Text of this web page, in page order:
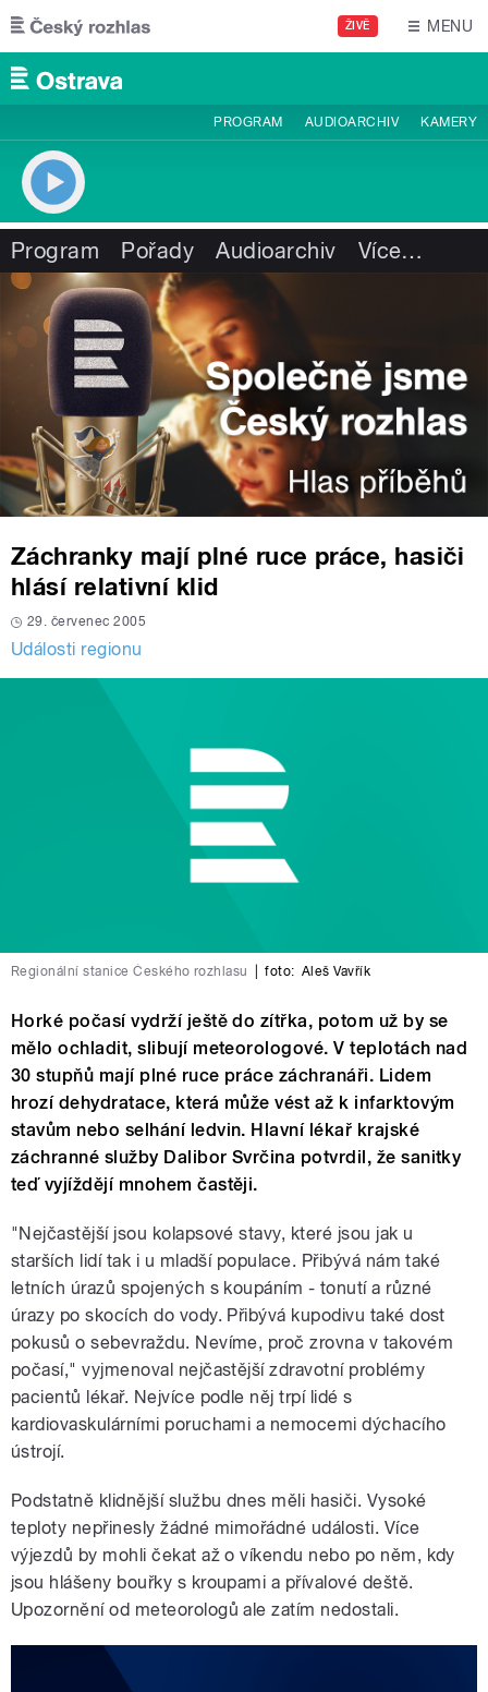
Přejít k hlavnímu obsahu
ŽIVĚ MENU
PROGRAM AUDIOARCHIV KAMERY
Program Pořady Audioarchiv Více…
Záchranky mají plné ruce práce, hasiči
hlásí relativní klid
29. červenec 2005
Události regionu
Regionální stanice Českého rozhlasu foto: Aleš Vavřík
Horké počasí vydrží ještě do zítřka, potom už by se
mělo ochladit, slibují meteorologové. V teplotách nad
30 stupňů mají plné ruce práce záchranáři. Lidem
hrozí dehydratace, která může vést až k infarktovým
stavům nebo selhání ledvin. Hlavní lékař krajské
záchranné služby Dalibor Svrčina potvrdil, že sanitky
teď vyjíždějí mnohem častěji.
"Nejčastější jsou kolapsové stavy, které jsou jak u
starších lidí tak i u mladší populace. Přibývá nám také
letních úrazů spojených s koupáním - tonutí a různé
úrazy po skocích do vody. Přibývá kupodivu také dost
pokusů o sebevraždu. Nevíme, proč zrovna v takovém
počasí," vyjmenoval nejčastější zdravotní problémy
pacientů lékař. Nejvíce podle něj trpí lidé s
kardiovaskulárními poruchami a nemocemi dýchacího
ústrojí.
Podstatně klidnější službu dnes měli hasiči. Vysoké
teploty nepřinesly žádné mimořádné události. Více
výjezdů by mohli čekat až o víkendu nebo po něm, kdy
jsou hlášeny bouřky s kroupami a přívalové deště.
Upozornění od meteorologů ale zatím nedostali.